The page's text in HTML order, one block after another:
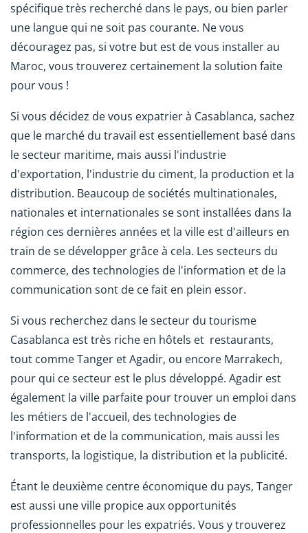
spécifique très recherché dans le pays, ou bien parler
une langue qui ne soit pas courante. Ne vous
découragez pas, si votre but est de vous installer au
Maroc, vous trouverez certainement la solution faite
pour vous !
Si vous décidez de vous expatrier à Casablanca, sachez
que le marché du travail est essentiellement basé dans
le secteur maritime, mais aussi l'industrie
d'exportation, l'industrie du ciment, la production et la
distribution. Beaucoup de sociétés multinationales,
nationales et internationales se sont installées dans la
région ces dernières années et la ville est d'ailleurs en
train de se développer grâce à cela. Les secteurs du
commerce, des technologies de l'information et de la
communication sont de ce fait en plein essor.
Si vous recherchez dans le secteur du tourisme
Casablanca est très riche en hôtels et restaurants,
tout comme Tanger et Agadir, ou encore Marrakech,
pour qui ce secteur est le plus développé. Agadir est
également la ville parfaite pour trouver un emploi dans
les métiers de l'accueil, des technologies de
l'information et de la communication, mais aussi les
transports, la logistique, la distribution et la publicité.
Étant le deuxième centre économique du pays, Tanger
est aussi une ville propice aux opportunités
professionnelles pour les expatriés. Vous y trouverez